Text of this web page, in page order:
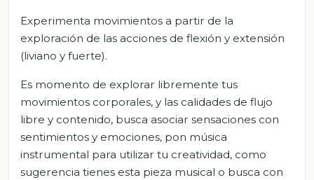
Experimenta movimientos a partir de la
exploración de las acciones de flexión y extensión
(liviano y fuerte).
Es momento de explorar libremente tus
movimientos corporales, y las calidades de flujo
libre y contenido, busca asociar sensaciones con
sentimientos y emociones, pon música
instrumental para utilizar tu creatividad, como
sugerencia tienes esta pieza musical o busca con